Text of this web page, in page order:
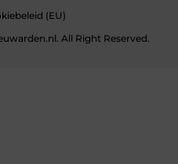
(EU)
All Right Reserved.